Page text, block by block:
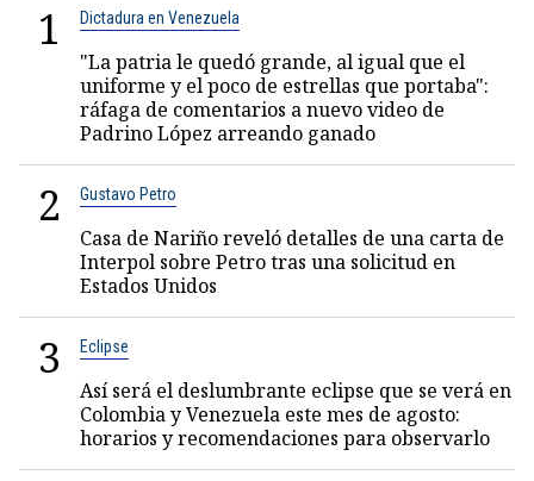
1 Dictadura en Venezuela
"La patria le quedó grande, al igual que el
uniforme y el poco de estrellas que portaba":
ráfaga de comentarios a nuevo video de
Padrino López arreando ganado
2 Gustavo Petro
Casa de Nariño reveló detalles de una carta de
Interpol sobre Petro tras una solicitud en
Estados Unidos
3 Eclipse
Así será el deslumbrante eclipse que se verá en
Colombia y Venezuela este mes de agosto:
horarios y recomendaciones para observarlo